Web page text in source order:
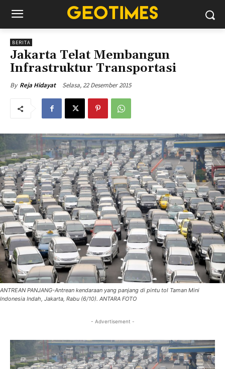
BERITA
Jakarta Telat Membangun
Infrastruktur Transportasi
By Reja Hidayat Selasa, 22 Desember 2015
ANTREAN PANJANG-Antrean kendaraan yang panjang di pintu tol Taman Mini
Indonesia Indah, Jakarta, Rabu (6/10). ANTARA FOTO
- Advertisement -